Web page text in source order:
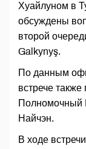
Хуайлуном в
обсуждены
второй
Galkynyş.
По данным
встрече
Полномочный
Найчэн.
В ходе